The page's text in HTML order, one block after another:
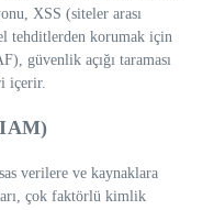
XSS (siteler arası
tehditlerden korumak için
güvenlik açığı taraması
içerir.
verilere ve kaynaklara
çok faktörlü kimlik